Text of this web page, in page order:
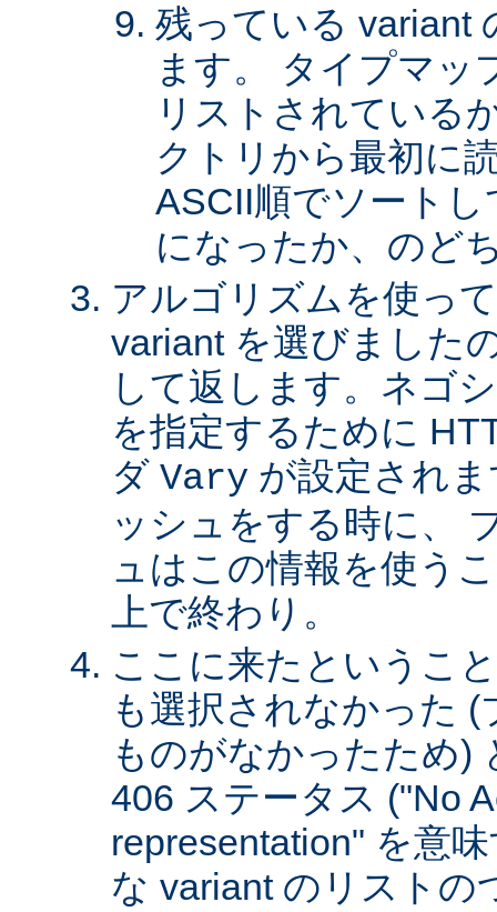
残っている variant
ます。 タイプマッ
リストされている
クトリから最初に
ASCII順でソート
になったか、のど
アルゴリズムを使っ
variant を選びました
して返します。ネゴ
を指定するために
ダ Vary が設定され
ッシュをする時に、
ュはこの情報を使う
上で終わり。
ここに来たというこ
も選択されなかった
ものがなかったため)
406 ステータス ("No
representation" を意
な variant のリストの